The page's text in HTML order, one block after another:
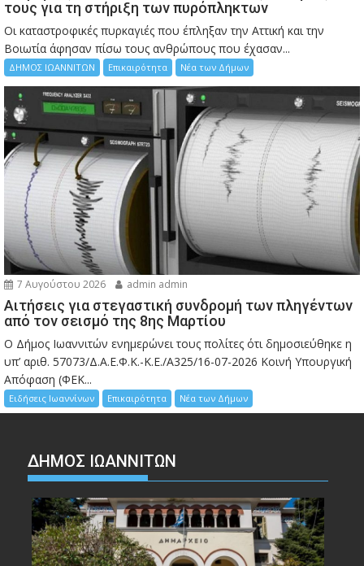
τους για τη στήριξη των πυρόπληκτων
Οι καταστροφικές πυρκαγιές που έπληξαν την Αττική και την
Bοιωτία άφησαν πίσω τους ανθρώπους που έχασαν...
ΔΗΜΟΣ ΙΩΑΝΝΙΤΩΝ Επικαιρότητα Νέα των Δήμων
7 Αυγούστου 2026 admin admin
Αιτήσεις για στεγαστική συνδρομή των πληγέντων
από τον σεισμό της 8ης Μαρτίου
Ο Δήμος Ιωαννιτών ενημερώνει τους πολίτες ότι δημοσιεύθηκε η
υπ’ αριθ. 57073/Δ.Α.Ε.Φ.Κ.-Κ.Ε./Α325/16-07-2026 Κοινή Υπουργική
Απόφαση (ΦΕΚ...
Ειδήσεις Ιωαννίνων Επικαιρότητα Νέα των Δήμων
ΔΗΜΟΣ ΙΩΑΝΝΙΤΩΝ